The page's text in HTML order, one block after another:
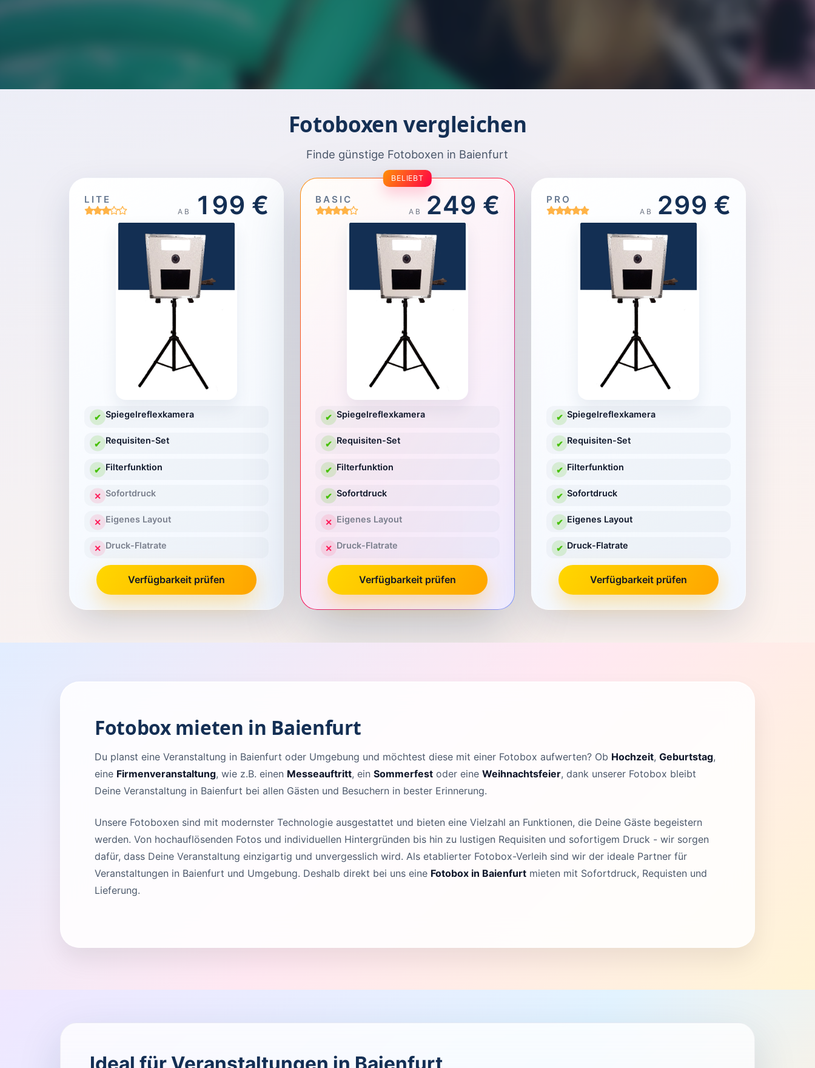
Fotoboxen vergleichen
Finde günstige Fotoboxen in Baienfurt
LITE
AB 199 €
✔ Spiegelreflexkamera
✔ Requisiten-Set
✔ Filterfunktion
✕ Sofortdruck
✕ Eigenes Layout
✕ Druck-Flatrate
Verfügbarkeit prüfen
BELIEBT
BASIC
AB 249 €
✔ Spiegelreflexkamera
✔ Requisiten-Set
✔ Filterfunktion
✔ Sofortdruck
✕ Eigenes Layout
✕ Druck-Flatrate
Verfügbarkeit prüfen
PRO
AB 299 €
✔ Spiegelreflexkamera
✔ Requisiten-Set
✔ Filterfunktion
✔ Sofortdruck
✔ Eigenes Layout
✔ Druck-Flatrate
Verfügbarkeit prüfen
Fotobox mieten in Baienfurt
Du planst eine Veranstaltung in Baienfurt oder Umgebung und möchtest diese mit einer Fotobox aufwerten? Ob Hochzeit, Geburtstag,
eine Firmenveranstaltung, wie z.B. einen Messeauftritt, ein Sommerfest oder eine Weihnachtsfeier, dank unserer Fotobox bleibt
Deine Veranstaltung in Baienfurt bei allen Gästen und Besuchern in bester Erinnerung.
Unsere Fotoboxen sind mit modernster Technologie ausgestattet und bieten eine Vielzahl an Funktionen, die Deine Gäste begeistern
werden. Von hochauflösenden Fotos und individuellen Hintergründen bis hin zu lustigen Requisiten und sofortigem Druck - wir sorgen
dafür, dass Deine Veranstaltung einzigartig und unvergesslich wird. Als etablierter Fotobox-Verleih sind wir der ideale Partner für
Veranstaltungen in Baienfurt und Umgebung. Deshalb direkt bei uns eine Fotobox in Baienfurt mieten mit Sofortdruck, Requisten und
Lieferung.